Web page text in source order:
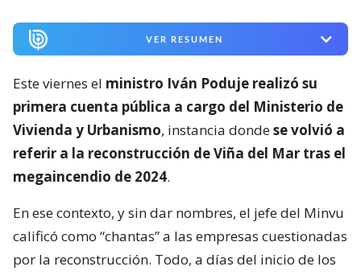
VER RESUMEN
Este viernes el ministro Iván Poduje realizó su
primera cuenta pública a cargo del Ministerio de
Vivienda y Urbanismo, instancia dondese volvió a
referir a la reconstrucción de Viña del Mar tras el
megaincendio de 2024.
En ese contexto, y sin dar nombres, el jefe del Minvu
calificó como “chantas” a las empresas cuestionadas
por la reconstrucción. Todo, a días del inicio de los